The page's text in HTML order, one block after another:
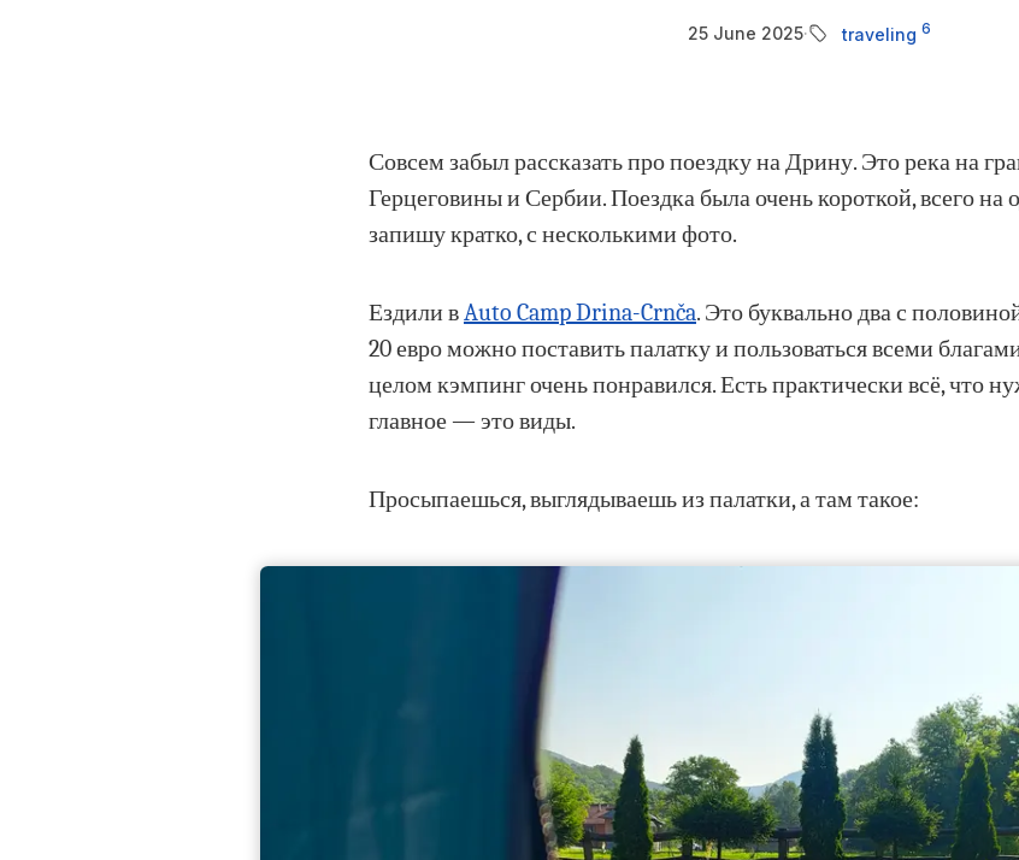
25 June 2025· traveling6
Совсем забыл рассказать про поездку на Дрину. Это река на
Герцеговины и Сербии. Поездка была очень короткой, всего на
запишу кратко, с несколькими фото.
Ездили вAuto Camp Drina-Crnča. Это буквально два с
20 евро можно поставить палатку и пользоваться всеми
целом кэмпинг очень понравился. Есть практически всё, что
главное — это виды.
Просыпаешься, выглядываешь из палатки, а там такое: